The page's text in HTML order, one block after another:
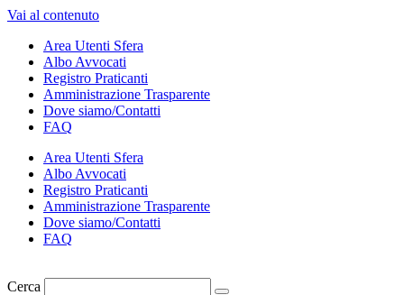
Vai al contenuto
Area Utenti Sfera
Albo Avvocati
Registro Praticanti
Amministrazione Trasparente
Dove siamo/Contatti
FAQ
Area Utenti Sfera
Albo Avvocati
Registro Praticanti
Amministrazione Trasparente
Dove siamo/Contatti
FAQ
Cerca